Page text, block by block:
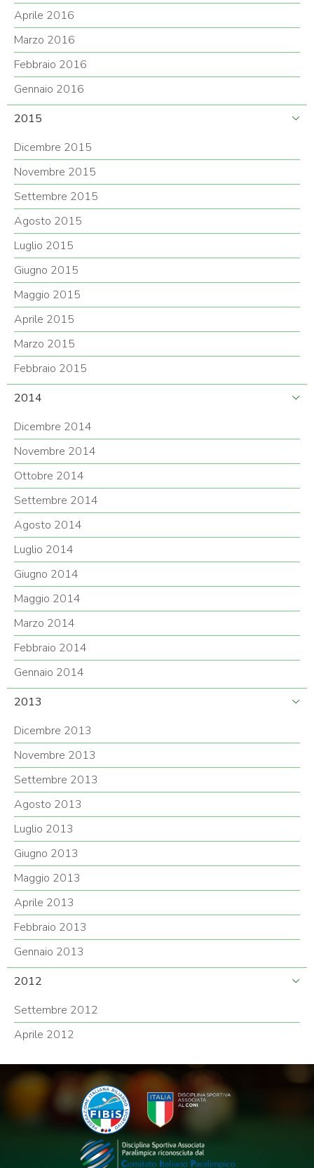
Aprile 2016
Marzo 2016
Febbraio 2016
Gennaio 2016
2015
Dicembre 2015
Novembre 2015
Settembre 2015
Agosto 2015
Luglio 2015
Giugno 2015
Maggio 2015
Aprile 2015
Marzo 2015
Febbraio 2015
2014
Dicembre 2014
Novembre 2014
Ottobre 2014
Settembre 2014
Agosto 2014
Luglio 2014
Giugno 2014
Maggio 2014
Marzo 2014
Febbraio 2014
Gennaio 2014
2013
Dicembre 2013
Novembre 2013
Settembre 2013
Agosto 2013
Luglio 2013
Giugno 2013
Maggio 2013
Aprile 2013
Febbraio 2013
Gennaio 2013
2012
Settembre 2012
Aprile 2012